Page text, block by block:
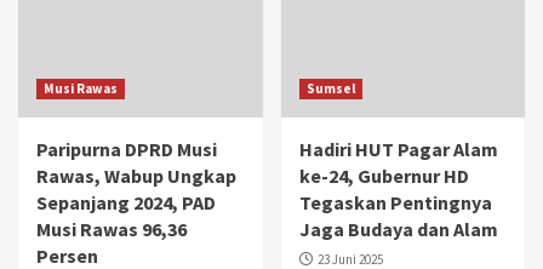
Musi Rawas
Paripurna DPRD Musi
Rawas, Wabup Ungkap
Sepanjang 2024, PAD
Musi Rawas 96,36
Persen
Sumsel
Hadiri HUT Pagar Alam
ke-24, Gubernur HD
Tegaskan Pentingnya
Jaga Budaya dan Alam
23 Juni 2025